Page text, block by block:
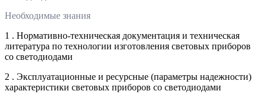
Необходимые знания
1 . Нормативно-техническая документация и техническая
литература по технологии изготовления световых приборов
со светодиодами
2 . Эксплуатационные и ресурсные (параметры надежности)
характеристики световых приборов со светодиодами